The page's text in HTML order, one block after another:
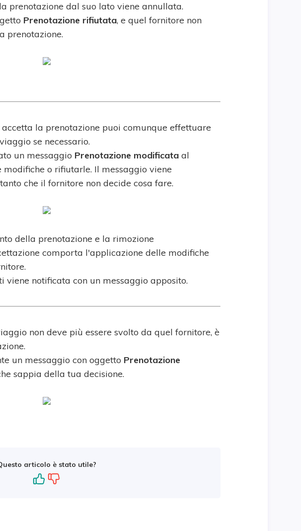
la prenotazione dal suo lato viene annullata.
Prenotazione rifiutata, e quel fornitore non
prenotazione.
la prenotazione puoi comunque effettuare
se necessario.
un messaggio Prenotazione modificata al
o rifiutarle. Il messaggio viene
che il fornitore non decide cosa fare.
della prenotazione e la rimozione
comporta l'applicazione delle modifiche
viene notificata con un messaggio apposito.
non deve più essere svolto da quel fornitore, è
un messaggio con oggetto Prenotazione
sappia della tua decisione.
articolo è stato utile?